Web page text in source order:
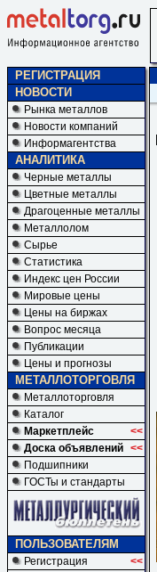
РЕГИСТРАЦИЯ
НОВОСТИ
Рынка металлов
Новости компаний
Информагентства
АНАЛИТИКА
Черные металлы
Цветные металлы
Драгоценные металлы
Металлолом
Сырье
Статистика
Индекс цен России
Мировые цены
Цены на биржах
Вопрос месяца
Публикации
Цены и прогнозы
МЕТАЛЛОТОРГОВЛЯ
Металлоторговля
Каталог
Маркетплейс
<<
Доска объявлений <<
Подшипники
ГОСТы и стандарты
ПОЛЬЗОВАТЕЛЯМ
Регистрация
<<